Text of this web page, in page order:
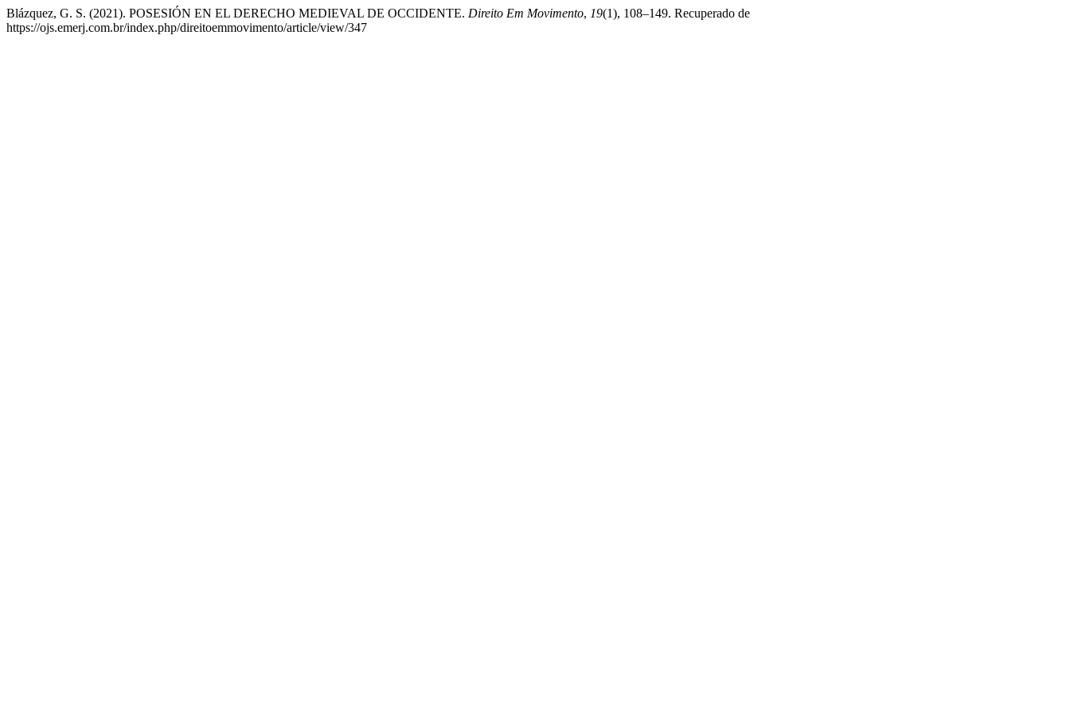
Blázquez, G. S. (2021). POSESIÓN EN EL DERECHO MEDIEVAL DE OCCIDENTE. Direito Em Movimento, 19(1), 108–149. Recuperado de
https://ojs.emerj.com.br/index.php/direitoemmovimento/article/view/347